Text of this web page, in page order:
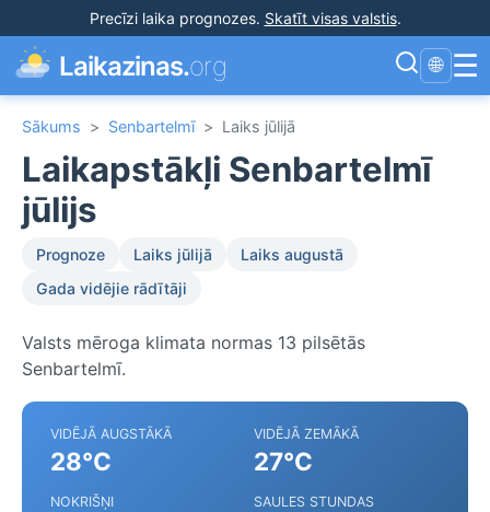
Precīzi laika prognozes. Skatīt visas valstis.
Laikazinas.org 🌐 ☰
Sākums > Senbartelmī > Laiks jūlijā
Laikapstākļi Senbartelmī
jūlijs
Prognoze Laiks jūlijā
Laiks augustā
Gada vidējie rādītāji
Valsts mēroga klimata normas 13 pilsētās
Senbartelmī.
VIDĒJĀ AUGSTĀKĀ
28°C
VIDĒJĀ ZEMĀKĀ
27°C
NOKRIŠŅI SAULES STUNDAS